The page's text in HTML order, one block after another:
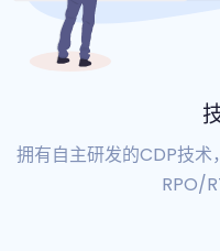
拥有自主研发的CDP技术
RPO/